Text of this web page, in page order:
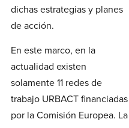
dichas estrategias y planes
de acción.
En este marco, en la
actualidad existen
solamente 11 redes de
trabajo URBACT financiadas
por la Comisión Europea. La